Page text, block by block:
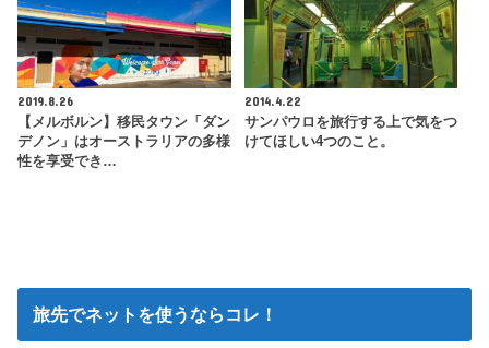
2019.8.26
【メルボルン】移民タウン「ダン
デノン」はオーストラリアの多様
性を享受でき…
2014.4.22
サンパウロを旅行する上で気をつ
けてほしい4つのこと。
旅先でネットを使うならコレ！